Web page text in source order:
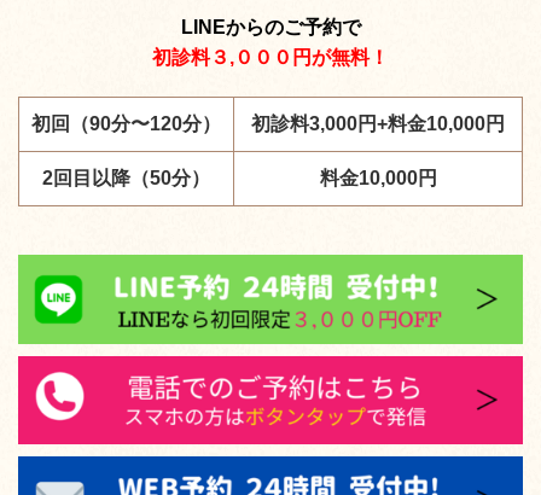
LINEからのご予約で
初診料３,０００円が無料！
初回（90分〜120分） 初診料3,000円+料金10,000円
2回目以降（50分） 料金10,000円